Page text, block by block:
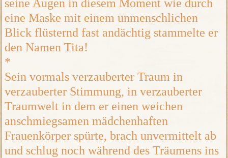
seine Augen in diesem Moment wie durch
eine Maske mit einem unmenschlichen
Blick flüsternd fast andächtig stammelte er
den Namen Tita!
*
Sein vormals verzauberter Traum in
verzauberter Stimmung, in verzauberter
Traumwelt in dem er einen weichen
anschmiegsamen mädchenhaften
Frauenkörper spürte, brach unvermittelt ab
und schlug noch während des Träumens ins